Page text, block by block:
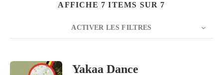
AFFICHE 7 ITEMS SUR 7
ACTIVER LES FILTRES
NOMBRE 20
Yakaa Dance